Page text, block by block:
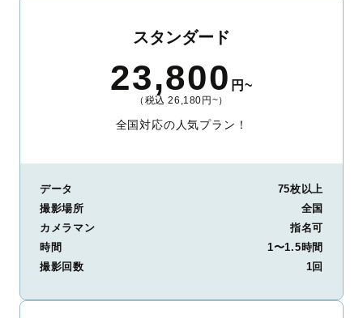
スタンダード
23,800 円~
（税込 26,180円~）
全国対応の人気プラン！
データ
75枚以上
撮影場所
全国
カメラマン
指名可
時間
1〜1.5時間
撮影回数
1回